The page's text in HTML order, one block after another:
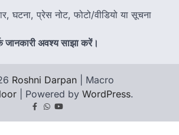
घटना, प्रेस नोट, फोटो/वीडियो या सूचना
जानकारी अवश्य साझा करें।
Roshni Darpan | Macro
| Powered by WordPress.
Facebook
Whatsapp
youtube